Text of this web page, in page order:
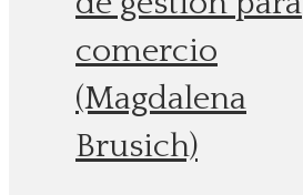
comercio
(Magdalena
Brusich)